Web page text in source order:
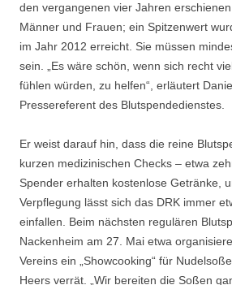
den vergangenen vier Jahren
Männer und Frauen; ein Spitzenwert
im Jahr 2012 erreicht. Sie müssen
sein. „Es wäre schön, wenn sich recht
fühlen würden, zu helfen“, erläutert
Pressereferent des Blutspendedienstes.
Er weist darauf hin, dass die reine
kurzen medizinischen Checks – etwa
Spender erhalten kostenlose Getränke,
Verpflegung lässt sich das DRK immer
einfallen. Beim nächsten regulären
Nackenheim am 27. Mai etwa
Vereins ein „Showcooking“ für
Heers verrät. „Wir bereiten die Soßen